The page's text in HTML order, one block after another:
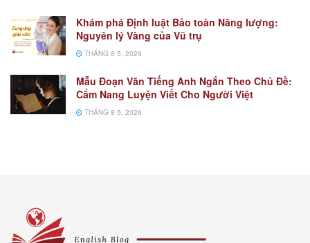
Khám phá Định luật Bảo toàn Năng lượng:
Nguyên lý Vàng của Vũ trụ
THÁNG 8 5, 2026
Mẫu Đoạn Văn Tiếng Anh Ngắn Theo Chủ Đề:
Cẩm Nang Luyện Viết Cho Người Việt
THÁNG 8 5, 2026